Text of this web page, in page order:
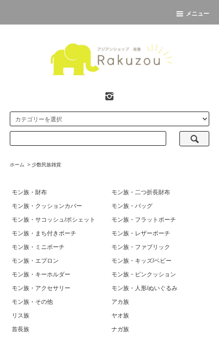
メニュー
ホーム > 少数民族雑貨
モン族・財布
モン族・二つ折長財布
モン族・クッションカバー
モン族・バッグ
モン族・サコッシュ/ポシェット
モン族・フラットポーチ
モン族・まち付きポーチ
モン族・レザーポーチ
モン族・ミニポーチ
モン族・ファブリック
モン族・エプロン
モン族・キッズ/ベビー
モン族・キーホルダー
モン族・ピンクッション
モン族・アクセサリー
モン族・人形/ぬいぐるみ
モン族・その他
アカ族
リス族
ヤオ族
首長族
ナガ族